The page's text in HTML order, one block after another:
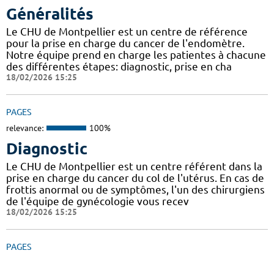
Généralités
Le CHU de Montpellier est un centre de référence
pour la prise en charge du cancer de l'endomètre.
Notre équipe prend en charge les patientes à chacune
des différentes étapes: diagnostic, prise en cha
18/02/2026 15:25
PAGES
relevance: 100%
Diagnostic
Le CHU de Montpellier est un centre référent dans la
prise en charge du cancer du col de l'utérus. En cas de
frottis anormal ou de symptômes, l'un des chirurgiens
de l'équipe de gynécologie vous recev
18/02/2026 15:25
PAGES